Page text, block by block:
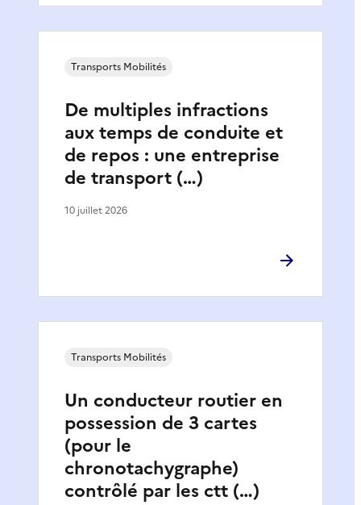
De multiples infractions
aux temps de conduite et
de repos : une entreprise
de transport (…)
Transports Mobilités
10 juillet 2026
Un conducteur routier en
possession de 3 cartes
(pour le
chronotachygraphe)
contrôlé par les ctt (…)
Transports Mobilités